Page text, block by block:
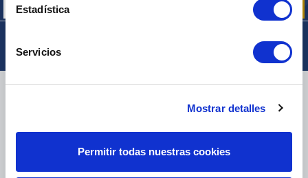
Estadística
Servicios
Mostrar detalles
Permitir todas nuestras cookies
ENTREGA